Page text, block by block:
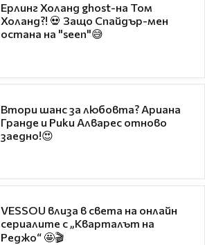
Ерлинг Холанд ghost-на Том
Холанд?! 💀 Защо Спайдър-мен
остана на "seen"😅
Втори шанс за любовта? Ариана
Гранде и Рики Алварес отново
заедно!😍
VESSOU влиза в света на онлайн
сериалите с „Кварталът на
Реджо“ 🤩🎬